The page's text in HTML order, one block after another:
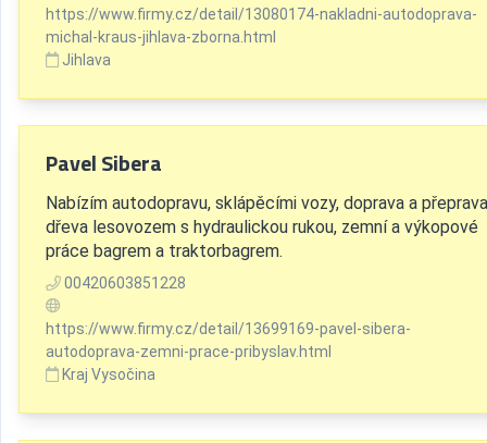
https://www.firmy.cz/detail/13080174-nakladni-autodoprava-
michal-kraus-jihlava-zborna.html
Jihlava
Pavel Sibera
Nabízím autodopravu, sklápěcími vozy, doprava a přeprava
dřeva lesovozem s hydraulickou rukou, zemní a výkopové
práce bagrem a traktorbagrem.
00420603851228
https://www.firmy.cz/detail/13699169-pavel-sibera-
autodoprava-zemni-prace-pribyslav.html
Kraj Vysočina